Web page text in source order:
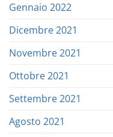
Gennaio 2022
Dicembre 2021
Novembre 2021
Ottobre 2021
Settembre 2021
Agosto 2021